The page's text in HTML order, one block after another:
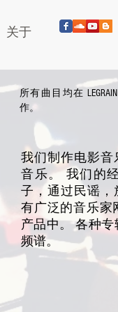
关于
所有曲目均在 LEGRAIN
作。
我们制作电影
音乐。 我们的
子，通过民谣，
有广泛的音乐家
产品中。 各种
频谱。